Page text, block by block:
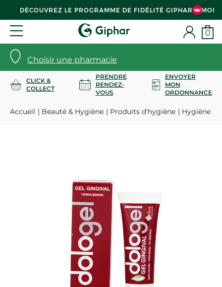
DÉCOUVREZ LE PROGRAMME DE FIDÉLITÉ GIPHAR & MOI
Choisir une pharmacie
0
CLICK &
COLLECT
PRENDRE
RENDEZ-
VOUS
ENVOYER
MON
ORDONNANCE
Accueil Beauté & Hygiène Produits d'hygiène Hygiène